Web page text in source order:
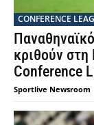
CONFERENCE
κριθούν
Conference
Sportlive Newsroom